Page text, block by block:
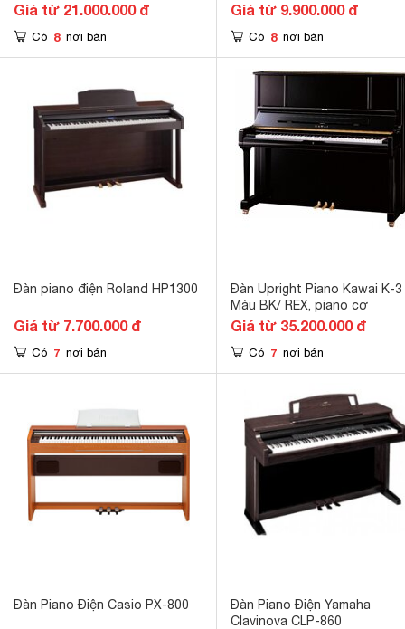
Giá từ 21.000.000 đ
Có 8 nơi bán
Giá từ 9.900.000 đ
Có 8 nơi bán
Đàn piano điện Roland HP1300
Giá từ 7.700.000 đ
Có 7 nơi bán
Đàn Upright Piano Kawai K-
Màu BK/ REX, piano cơ
Giá từ 35.200.000 đ
Có 7 nơi bán
Đàn Piano Điện Casio PX-800
Đàn Piano Điện Yamaha
Clavinova CLP-860